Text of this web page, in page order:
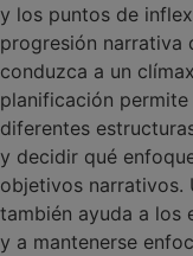
y los puntos de
progresión narrativa
conduzca a un
planificación
diferentes
y decidir qué
objetivos narrativos.
también ayuda a los
y a mantenerse